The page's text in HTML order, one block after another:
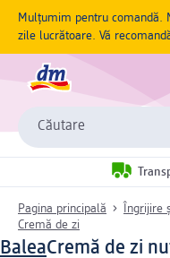
Mulțumim pentru comandă.
zile lucrătoare. Vă
Căutare
Pagina principală Îngrijire
Cremă de zi
BaleaCremă de zi